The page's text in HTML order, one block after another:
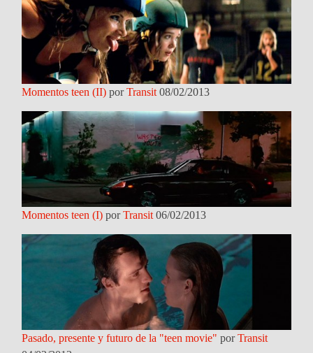
Momentos teen (II) porTransit 08/02/2013
Momentos teen (I) porTransit 06/02/2013
Pasado, presente y futuro de la "teen movie" porTransit